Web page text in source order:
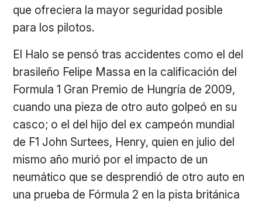
que ofreciera la mayor seguridad posible
para los pilotos.
El Halo se pensó tras accidentes como el del
brasileño Felipe Massa en la calificación del
Formula 1 Gran Premio de Hungría de 2009,
cuando una pieza de otro auto golpeó en su
casco; o el del hijo del ex campeón mundial
de F1 John Surtees, Henry, quien en julio del
mismo año murió por el impacto de un
neumático que se desprendió de otro auto en
una prueba de Fórmula 2 en la pista británica